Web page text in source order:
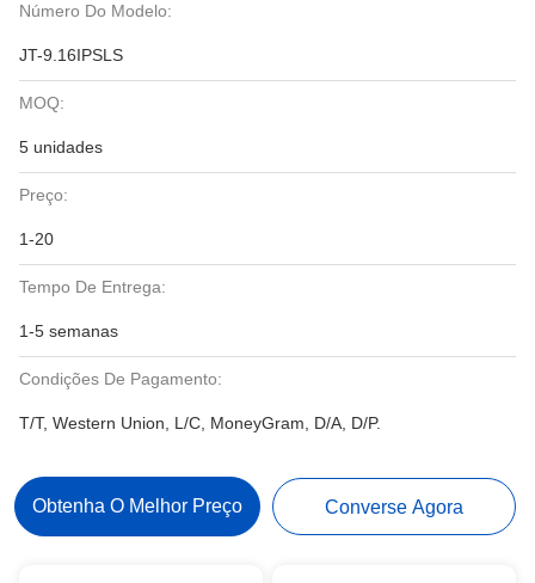
Número Do Modelo:
JT-9.16IPSLS
MOQ:
5 unidades
Preço:
1-20
Tempo De Entrega:
1-5 semanas
Condições De Pagamento:
T/T, Western Union, L/C, MoneyGram, D/A, D/P.
Obtenha O Melhor Preço Converse Agora